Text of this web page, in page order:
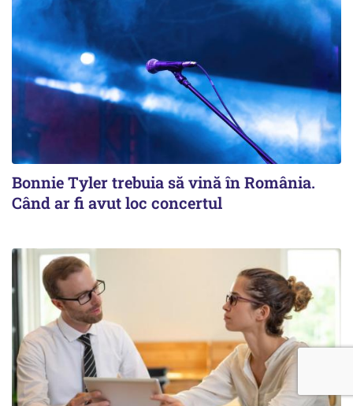
Bonnie Tyler trebuia să vină în România.
Când ar fi avut loc concertul